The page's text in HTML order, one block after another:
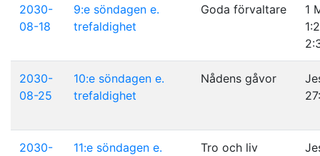
2030-
08-18
9:e söndagen e.
trefaldighet
Goda förvaltare
1
2030-
08-25
10:e söndagen e.
trefaldighet
Nådens gåvor
2030-
11:e söndagen e.
Tro och liv